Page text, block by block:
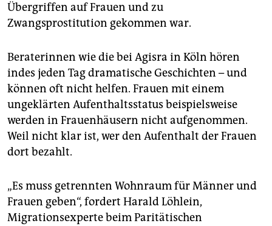
Übergriffen auf Frauen und zu
Zwangsprostitution gekommen war.
Beraterinnen wie die bei Agisra in Köln hören
indes jeden Tag dramatische Geschichten – und
können oft nicht helfen. Frauen mit einem
ungeklärten Aufenthaltsstatus beispielsweise
werden in Frauenhäusern nicht aufgenommen.
Weil nicht klar ist, wer den Aufenthalt der Frauen
dort bezahlt.
„Es muss getrennten Wohnraum für Männer und
Frauen geben“, fordert Harald Löhlein,
Migrationsexperte beim Paritätischen